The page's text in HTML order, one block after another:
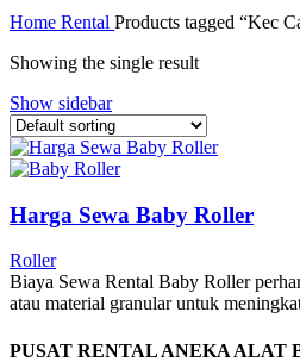
Home Rental Products tagged “Kec
Showing the single result
Show sidebar
Harga Sewa Baby Roller
Roller
Biaya Sewa Rental Baby Roller
atau material granular untuk
PUSAT RENTAL ANEKA ALAT